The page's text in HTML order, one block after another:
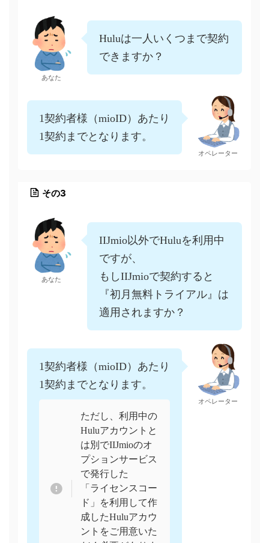
あなた
Huluは一人いくつまで契約
できますか？
1契約者様（mioID）あたり
1契約までとなります。
オペレーター
その3
あなた
IIJmio以外でHuluを利用中
ですが、
もしIIJmioで契約すると
『初月無料トライアル』は
適用されますか？
1契約者様（mioID）あたり
1契約までとなります。
ただし、利用中の
Huluアカウントと
は別でIIJmioのオ
プションサービス
で発行した
「ライセンスコー
ド」を利用して作
成したHuluアカウ
ントをご用意いた
オペレーター